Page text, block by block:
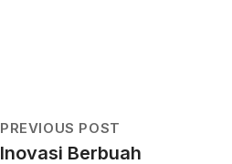
PREVIOUS POST
Inovasi Berbuah